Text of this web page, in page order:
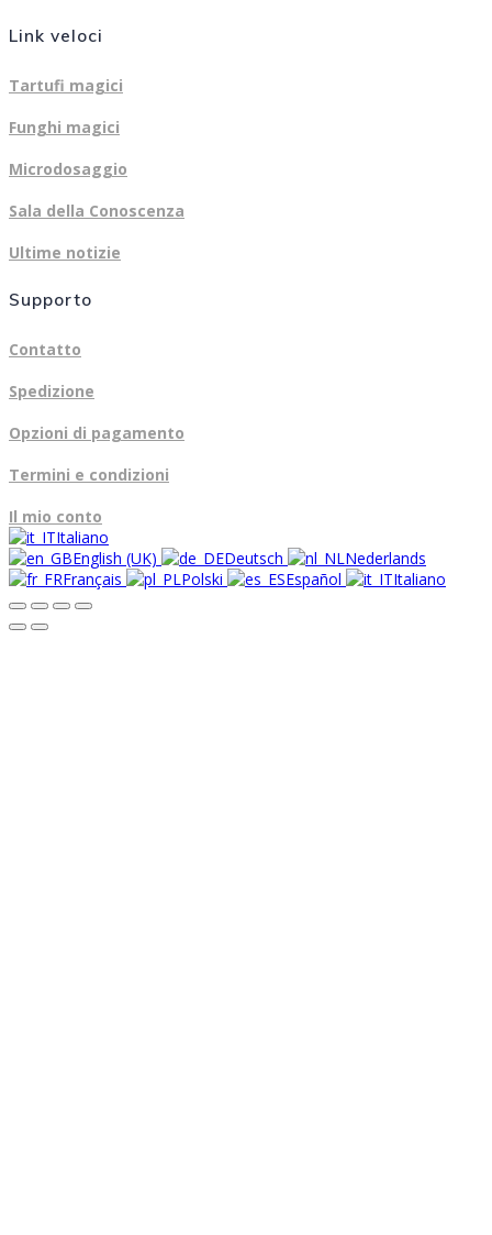
Link veloci
Tartufi magici
Funghi magici
Microdosaggio
Sala della Conoscenza
Ultime notizie
Supporto
Contatto
Spedizione
Opzioni di pagamento
Termini e condizioni
Il mio conto
Italiano
English (UK)
Deutsch
Nederlands
Français
Polski Español Italiano